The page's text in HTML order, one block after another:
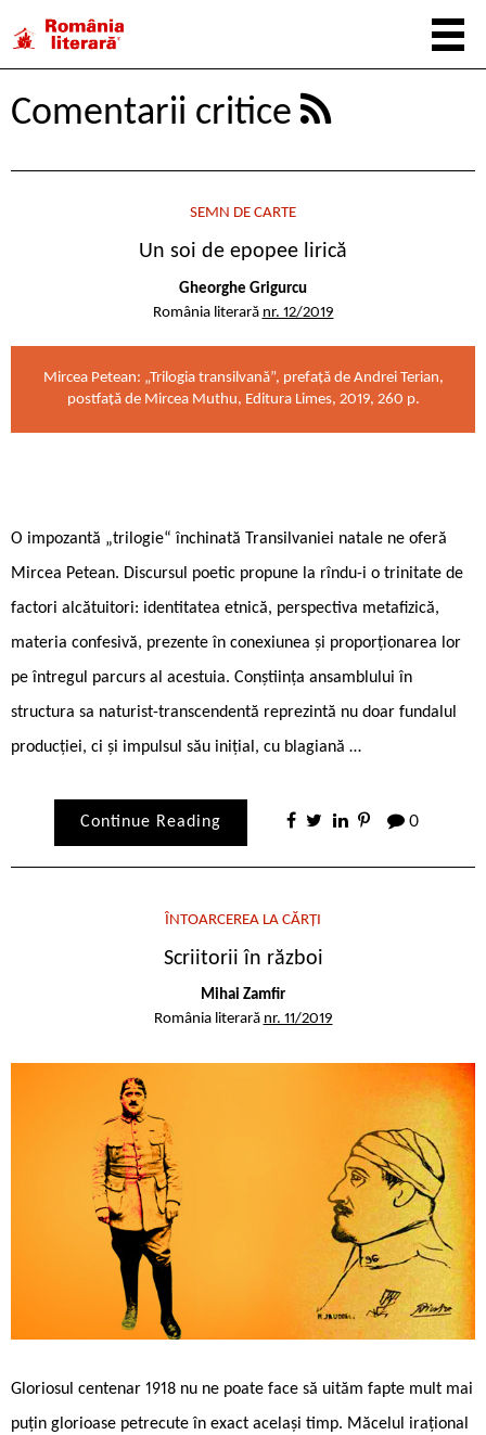
Comentarii critice
SEMN DE CARTE
Un soi de epopee lirică
Gheorghe Grigurcu
România literară nr. 12/2019
Mircea Petean: „Trilogia transilvană”, prefață de Andrei Terian,
postfață de Mircea Muthu, Editura Limes, 2019, 260 p.
O impozantă „trilogie“ închinată Transilvaniei natale ne oferă
Mircea Petean. Discursul poetic propune la rîndu-i o trinitate de
factori alcătuitori: identitatea etnică, perspectiva metafizică,
materia confesivă, prezente în conexiunea și proporționarea lor
pe întregul parcurs al acestuia. Conștiința ansamblului în
structura sa naturist-transcendentă reprezintă nu doar fundalul
producției, ci și impulsul său inițial, cu blagiană …
Continue Reading 0
ÎNTOARCEREA LA CĂRȚI
Scriitorii în război
Mihai Zamfir
România literară nr. 11/2019
Gloriosul centenar 1918 nu ne poate face să uităm fapte mult mai
puțin glorioase petrecute în exact același timp. Măcelul irațional